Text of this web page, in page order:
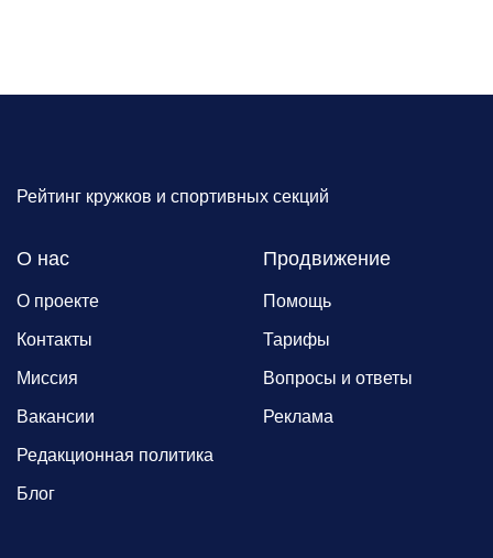
Рейтинг кружков и спортивных секций
О нас
О проекте
Контакты
Миссия
Вакансии
Редакционная политика
Блог
Продвижение
Помощь
Тарифы
Вопросы и ответы
Реклама